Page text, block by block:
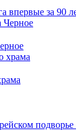
впервые за 90